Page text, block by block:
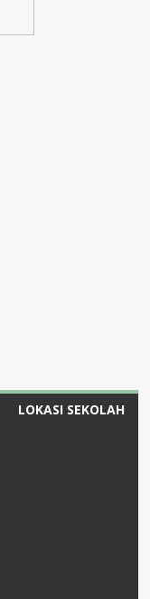
LOKASI SEKOLAH